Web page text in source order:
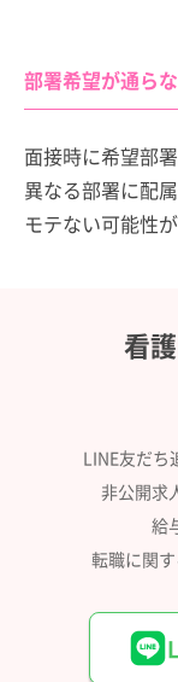
部署希望が通ら
面接時に希望部
異なる部署に配
モテない可能性
看
LINE友だち
非公開求
給
転職に関